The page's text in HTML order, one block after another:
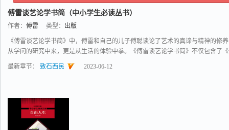
傅雷谈艺论学书简（中小学生必读丛书）
作者： 傅雷 类型： 出版
《傅雷谈艺论学书简》中，傅雷和自己的儿子傅聪谈论了艺术的真谛与精神的修
从学问的研究中来，更是从生活的体验中拳。《傅雷谈艺论学书简》不仅包含了
最新章节： 致石西民 2023-06-12